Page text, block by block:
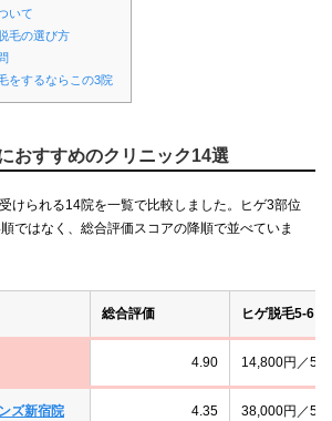
いて
毛の選び方
をするならこの3院
おすすめのクリニック14選
けられる14院を一覧で比較しました。ヒゲ3部位
ではなく、総合評価スコアの降順で並べていま
総合評価
ヒゲ脱毛5-6回
4.90 14,800円／5
ズ新宿院 4.35 38,000円／5